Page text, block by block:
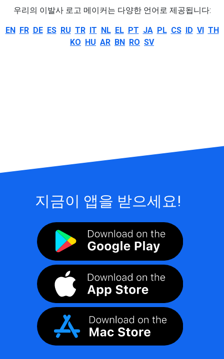
우리의 이발사 로고 메이커는 다양한 언어로 제공됩니다:
EN FR DE ES RU TR IT NL EL PT JA PL CS ID VI TH
KO HU AR BN RO SV
지금이 앱을 받으세요!